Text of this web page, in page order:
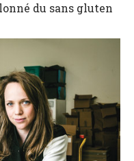
du sans gluten